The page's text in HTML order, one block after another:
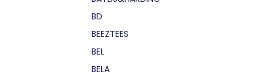
BD
BEEZTEES
BEL
BELA